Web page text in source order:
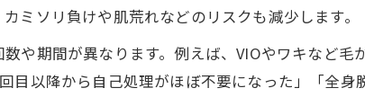
ミソリ負けや肌荒れなどのリスクも減少します。
や期間が異なります。例えば、VIOやワキなど毛
以降から自己処理がほぼ不要になった」「全身